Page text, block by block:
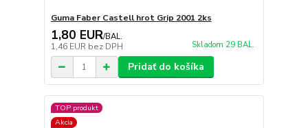
Guma Faber Castell hrot Grip 2001 2ks
1,80 EUR/BAL.
1,46 EUR bez DPH Skladom 29 BAL.
Pridať do košíka
TOP produkt
Akcia